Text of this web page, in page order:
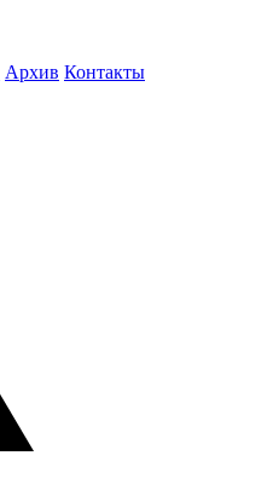
Архив Контакты